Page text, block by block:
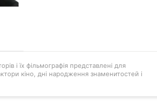
і їх фільмографія представлені для
кіно, дні народження знаменитостей і